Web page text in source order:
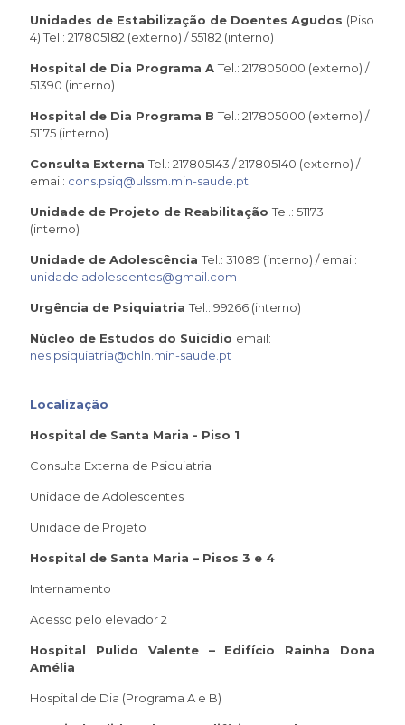
Unidades de Estabilização de Doentes Agudos (Piso
4) Tel.: 217805182 (externo) / 55182 (interno)
Hospital de Dia Programa ATel.: 217805000 (externo) /
51390 (interno)
Hospital de Dia Programa BTel.: 217805000 (externo) /
51175 (interno)
Consulta ExternaTel.: 217805143 / 217805140 (externo) /
email: cons.psiq@ulssm.min-saude.pt
Unidade de Projeto de ReabilitaçãoTel.: 51173
(interno)
Unidade de AdolescênciaTel.: 31089 (interno) / email:
unidade.adolescentes@gmail.com
Urgência de PsiquiatriaTel.: 99266 (interno)
Núcleo de Estudos do Suicídio email:
nes.psiquiatria@chln.min-saude.pt
Localização
Hospital de Santa Maria - Piso 1
Consulta Externa de Psiquiatria
Unidade de Adolescentes
Unidade de Projeto
Hospital de Santa Maria – Pisos 3 e 4
Internamento
Acesso pelo elevador 2
Hospital Pulido Valente – Edifício Rainha Dona
Amélia
Hospital de Dia (Programa A e B)